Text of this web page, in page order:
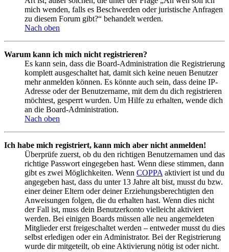
mich wenden, falls es Beschwerden oder juristische Anfragen
zu diesem Forum gibt?“ behandelt werden.
Nach oben
Warum kann ich mich nicht registrieren?
Es kann sein, dass die Board-Administration die Registrierung
komplett ausgeschaltet hat, damit sich keine neuen Benutzer
mehr anmelden können. Es könnte auch sein, dass deine IP-
Adresse oder der Benutzername, mit dem du dich registrieren
möchtest, gesperrt wurden. Um Hilfe zu erhalten, wende dich
an die Board-Administration.
Nach oben
Ich habe mich registriert, kann mich aber nicht anmelden!
Überprüfe zuerst, ob du den richtigen Benutzernamen und das
richtige Passwort eingegeben hast. Wenn diese stimmen, dann
gibt es zwei Möglichkeiten. Wenn COPPA aktiviert ist und du
angegeben hast, dass du unter 13 Jahre alt bist, musst du bzw.
einer deiner Eltern oder deiner Erziehungsberechtigten den
Anweisungen folgen, die du erhalten hast. Wenn dies nicht
der Fall ist, muss dein Benutzerkonto vielleicht aktiviert
werden. Bei einigen Boards müssen alle neu angemeldeten
Mitglieder erst freigeschaltet werden – entweder musst du dies
selbst erledigen oder ein Administrator. Bei der Registrierung
wurde dir mitgeteilt, ob eine Aktivierung nötig ist oder nicht.